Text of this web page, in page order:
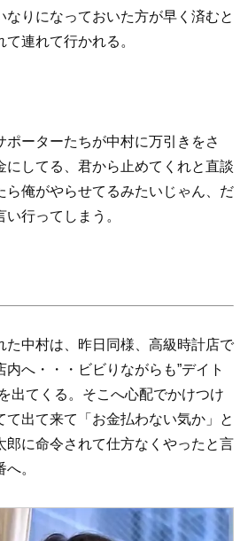
なりになっておいた方が早く済むと
連れて行かれる。
ポーターたちが中村に万引きをさ
にしてる、君から止めてくれと直談
ら俺がやらせてるみたいじゃん、だ
行ってしまう。
た中村は、昨日同様、高級時計店で
へ・・・ビビりながらも”デイト
出てくる。そこへ心配でかけつけ
て出て来て「お金払わない気か」と
郎に命令されて仕方なくやったと言
。